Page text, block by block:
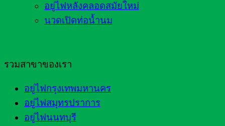
อยู่ไฟหลังคลอดสมัยใหม่
นวดเปิดท่อน้ำนม
รวมสาขาของเรา
อยู่ไฟกรุงเทพมหานคร
อยู่ไฟสมุทรปราการ
อยู่ไฟนนทบุรี